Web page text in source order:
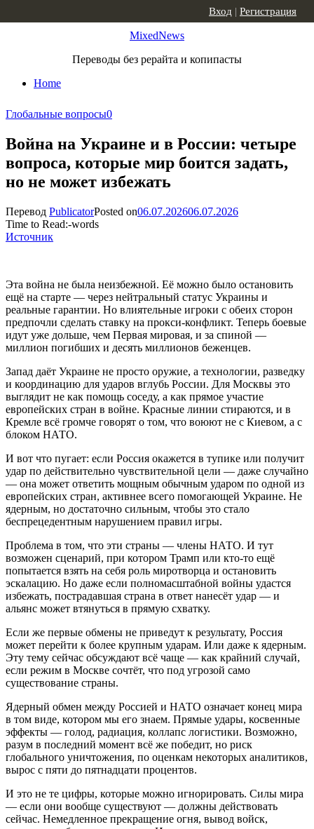
MixedNews
Переводы без рерайта и копипасты
Home
Вход | Регистрация
Глобальные вопросы0
Война на Украине и в России: четыре
вопроса, которые мир боится задать,
но не может избежать
Перевод PublicatorPosted on06.07.202606.07.2026
Time to Read:-words
Источник
Эта война не была неизбежной. Её можно было остановить
ещё на старте — через нейтральный статус Украины и
реальные гарантии. Но влиятельные игроки с обеих сторон
предпочли сделать ставку на прокси-конфликт. Теперь боевые
идут уже дольше, чем Первая мировая, и за спиной —
миллион погибших и десять миллионов беженцев.
Запад даёт Украине не просто оружие, а технологии, разведку
и координацию для ударов вглубь России. Для Москвы это
выглядит не как помощь соседу, а как прямое участие
европейских стран в войне. Красные линии стираются, и в
Кремле всё громче говорят о том, что воюют не с Киевом, а с
блоком НАТО.
И вот что пугает: если Россия окажется в тупике или получит
удар по действительно чувствительной цели — даже случайно
— она может ответить мощным обычным ударом по одной из
европейских стран, активнее всего помогающей Украине. Не
ядерным, но достаточно сильным, чтобы это стало
беспрецедентным нарушением правил игры.
Проблема в том, что эти страны — члены НАТО. И тут
возможен сценарий, при котором Трамп или кто-то ещё
попытается взять на себя роль миротворца и остановить
эскалацию. Но даже если полномасштабной войны удастся
избежать, пострадавшая страна в ответ нанесёт удар — и
альянс может втянуться в прямую схватку.
Если же первые обмены не приведут к результату, Россия
может перейти к более крупным ударам. Или даже к ядерным.
Эту тему сейчас обсуждают всё чаще — как крайний случай,
если режим в Москве сочтёт, что под угрозой само
существование страны.
Ядерный обмен между Россией и НАТО означает конец мира
в том виде, котором мы его знаем. Прямые удары, косвенные
эффекты — голод, радиация, коллапс логистики. Возможно,
разум в последний момент всё же победит, но риск
глобального уничтожения, по оценкам некоторых аналитиков,
вырос с пяти до пятнадцати процентов.
И это не те цифры, которые можно игнорировать. Силы мира
— если они вообще существуют — должны действовать
сейчас. Немедленное прекращение огня, вывод войск,